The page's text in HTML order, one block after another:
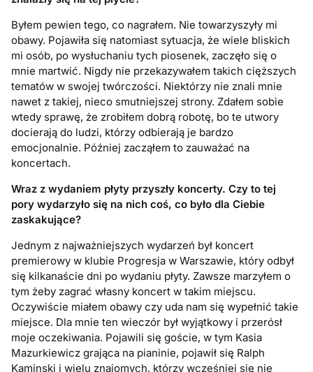
Byłem pewien tego, co nagrałem. Nie towarzyszyły mi
obawy. Pojawiła się natomiast sytuacja, że wiele bliskich
mi osób, po wysłuchaniu tych piosenek, zaczęło się o
mnie martwić. Nigdy nie przekazywałem takich cięższych
tematów w swojej twórczości. Niektórzy nie znali mnie
nawet z takiej, nieco smutniejszej strony. Zdałem sobie
wtedy sprawę, że zrobiłem dobrą robotę, bo te utwory
docierają do ludzi, którzy odbierają je bardzo
emocjonalnie. Później zacząłem to zauważać na
koncertach.
Wraz z wydaniem płyty przyszły koncerty. Czy to tej
pory wydarzyło się na nich coś, co było dla Ciebie
zaskakujące?
Jednym z najważniejszych wydarzeń był koncert
premierowy w klubie Progresja w Warszawie, który odbył
się kilkanaście dni po wydaniu płyty. Zawsze marzyłem o
tym żeby zagrać własny koncert w takim miejscu.
Oczywiście miałem obawy czy uda nam się wypełnić takie
miejsce. Dla mnie ten wieczór był wyjątkowy i przerósł
moje oczekiwania. Pojawili się goście, w tym Kasia
Mazurkiewicz grająca na pianinie, pojawił się Ralph
Kaminski i wielu znajomych, którzy wcześniej się nie